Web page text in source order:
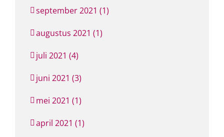
september 2021 (1)
augustus 2021 (1)
juli 2021 (4)
juni 2021 (3)
mei 2021 (1)
april 2021 (1)